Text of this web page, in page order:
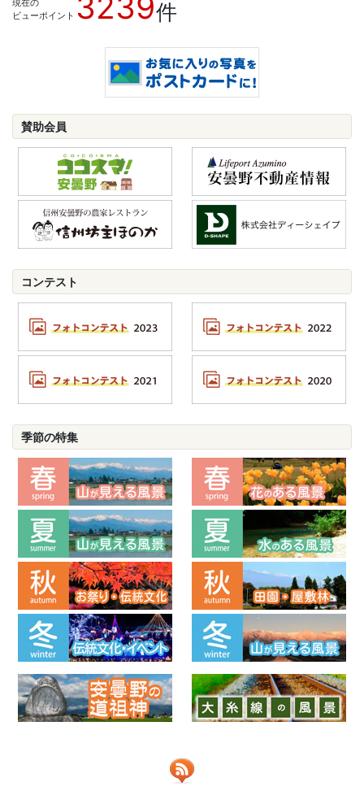
ビューポイント
件
賛助会員
コンテスト
季節の特集